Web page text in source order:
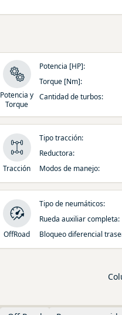
Potencia y
Torque
Potencia [HP]:
Torque [Nm]:
Cantidad de turbos:
Tracción
Tipo tracción:
Reductora:
Modos de manejo:
OffRoad
Tipo de neumáticos:
Rueda auxiliar completa:
Bloqueo diferencial